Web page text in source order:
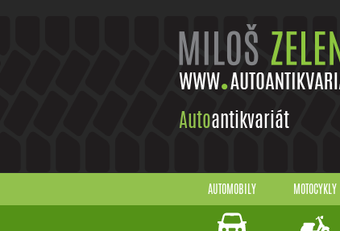
Autoantikvariát
AUTOMOBILY MOTOCYKLY